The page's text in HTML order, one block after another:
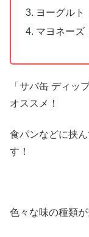
ヨーグルト
マヨネーズ
「サバ缶 ディッ
オススメ！
食パンなどに挟
す！
色々な味の種類